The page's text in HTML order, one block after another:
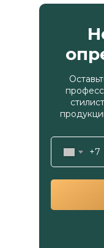
стилист
+7